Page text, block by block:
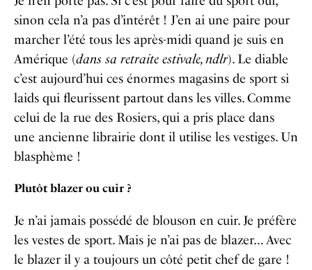
sinon cela n’a pas d’intérêt ! J’en ai une paire pour
marcher l’été tous les après-midi quand je suis en
Amérique (dans sa retraite estivale, ndlr). Le diable
c’est aujourd’hui ces énormes magasins de sport si
laids qui fleurissent partout dans les villes. Comme
celui de la rue des Rosiers, qui a pris place dans
une ancienne librairie dont il utilise les vestiges. Un
blasphème !
Plutôt blazer ou cuir ?
Je n’ai jamais possédé de blouson en cuir. Je préfère
les vestes de sport. Mais je n’ai pas de blazer… Avec
le blazer il y a toujours un côté petit chef de gare !